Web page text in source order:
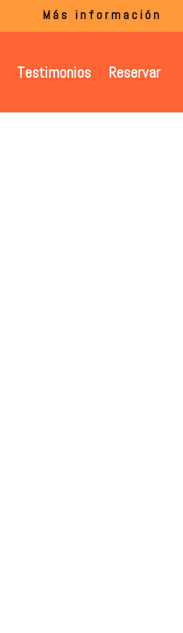
Más información
Testimonios Reservar